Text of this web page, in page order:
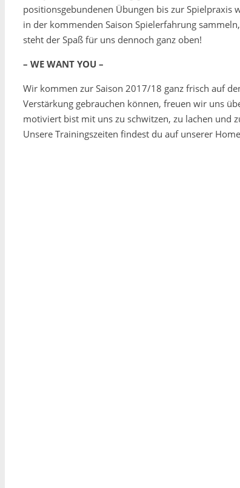
positionsgebundenen Übungen bis zur
in der kommenden Saison Spielerfahrung
steht der Spaß für uns dennoch ganz oben!
– WE WANT YOU –
Wir kommen zur Saison 2017/18 ganz frisch auf
Verstärkung gebrauchen können, freuen wir uns
motiviert bist mit uns zu schwitzen, zu lachen und
Unsere Trainingszeiten findest du auf unserer